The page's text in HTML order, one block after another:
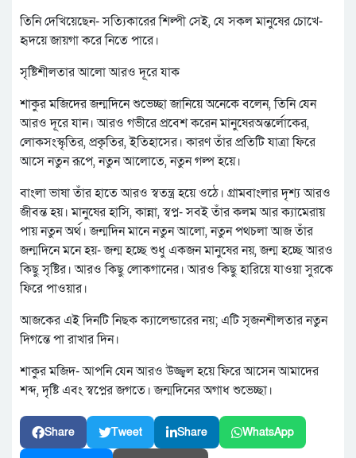
তিনি দেখিয়েছেন- সত্যিকারের শিল্পী সেই, যে সকল মানুষের চোখে-
হৃদয়ে জায়গা করে নিতে পারে।
সৃষ্টিশীলতার আলো আরও দূরে যাক
শাকুর মজিদের জন্মদিনে শুভেচ্ছা জানিয়ে অনেকে বলেন, তিনি যেন
আরও দূরে যান। আরও গভীরে প্রবেশ করেন মানুষেরঅন্তর্লোকের,
লোকসংস্কৃতির, প্রকৃতির, ইতিহাসের। কারণ তাঁর প্রতিটি যাত্রা ফিরে
আসে নতুন রূপে, নতুন আলোতে, নতুন গল্প হয়ে।
বাংলা ভাষা তাঁর হাতে আরও স্বতন্ত্র হয়ে ওঠে। গ্রামবাংলার দৃশ্য আরও
জীবন্ত হয়। মানুষের হাসি, কান্না, স্বপ্ন- সবই তাঁর কলম আর ক্যামেরায়
পায় নতুন অর্থ। জন্মদিন মানে নতুন আলো, নতুন পথচলা আজ তাঁর
জন্মদিনে মনে হয়- জন্ম হচ্ছে শুধু একজন মানুষের নয়, জন্ম হচ্ছে আরও
কিছু সৃষ্টির। আরও কিছু লোকগানের। আরও কিছু হারিয়ে যাওয়া সুরকে
ফিরে পাওয়ার।
আজকের এই দিনটি নিছক ক্যালেন্ডারের নয়; এটি সৃজনশীলতার নতুন
দিগন্তে পা রাখার দিন।
শাকুর মজিদ- আপনি যেন আরও উজ্জ্বল হয়ে ফিরে আসেন আমাদের
শব্দ, দৃষ্টি এবং স্বপ্নের জগতে। জন্মদিনের অগাধ শুভেচ্ছা।
Share Tweet Share WhatsApp